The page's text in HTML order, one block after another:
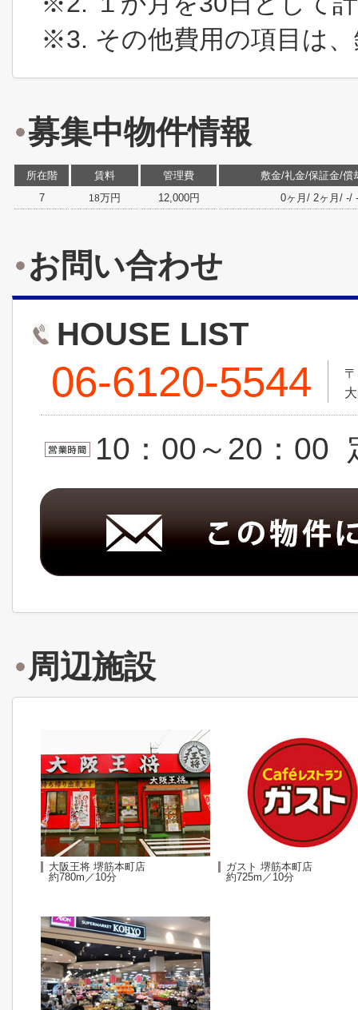
※3. その他費用の項目は
募集中物件情報
所在階 賃料 管理費
敷金/礼金/保証金/償
7
18万円 12,000円 0ヶ月/ 2ヶ月/ -/
お問い合わせ
HOUSE LIST
06-6120-5544
10：00～20：00
周辺施設
大阪王将 堺筋本町店
約780m／10分
ガスト 堺筋本町店
約725m／10分